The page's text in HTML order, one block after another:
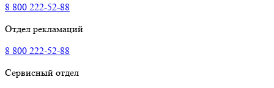
8 800 222-52-88
Отдел рекламаций
8 800 222-52-88
Сервисный отдел